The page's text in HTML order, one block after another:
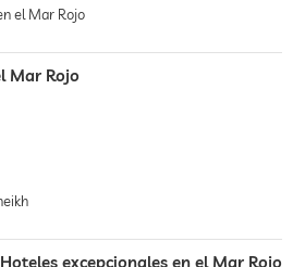
el Mar Rojo
Mar Rojo
excepcionales en el Mar Rojo